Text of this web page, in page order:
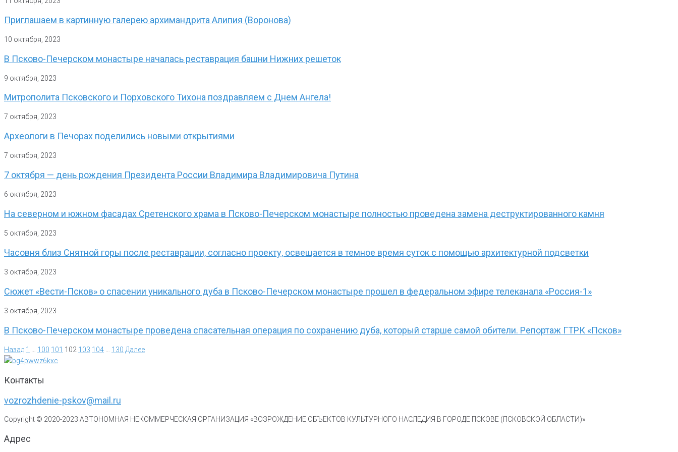
Приглашаем в картинную галерею архимандрита Алипия (Воронова)
10 октября, 2023
В Псково-Печерском монастыре началась реставрация башни Нижних решеток
9 октября, 2023
Митрополита Псковского и Порховского Тихона поздравляем с Днем Ангела!
7 октября, 2023
Археологи в Печорах поделились новыми открытиями
7 октября, 2023
7 октября — день рождения Президента России Владимира Владимировича Путина
6 октября, 2023
На северном и южном фасадах Сретенского храма в Псково-Печерском монастыре полностью проведена замена деструктированного камня
5 октября, 2023
Часовня близ Снятной горы после реставрации, согласно проекту, освещается в темное время суток с помощью архитектурной подсветки
3 октября, 2023
Сюжет «Вести-Псков» о спасении уникального дуба в Псково-Печерском монастыре прошел в федеральном эфире телеканала «Россия-1»
3 октября, 2023
В Псково-Печерском монастыре проведена спасательная операция по сохранению дуба, который старше самой обители. Репортаж ГТРК «Псков»
Назад 1 100 101 102 103 104 130 Далее
Контакты
vozrozhdenie-pskov@mail.ru
Copyright © 2020-2023 АВТОНОМНАЯ НЕКОММЕРЧЕСКАЯ ОРГАНИЗАЦИЯ «ВОЗРОЖДЕНИЕ ОБЪЕКТОВ КУЛЬТУРНОГО НАСЛЕДИЯ В ГОРОДЕ ПСКОВЕ (ПСКОВСКОЙ ОБЛАСТИ)»
Адрес